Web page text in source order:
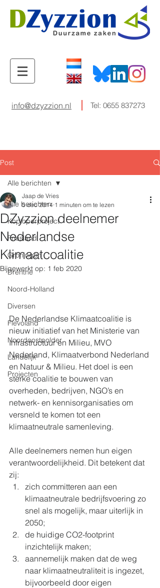
info@dzyzzion.nl Tel: 0655 837273
Post
Alle berichten
Koploperproject
Friesland
Groningen
Drenthe
Noord-Holland
Diversen
Flevoland
Noordoostpolder
Landelijk
Projecten
Alle berichten
DZyzzion deelnemer
Nederlandse
Klimaatcoalitie
Jaap de Vries
5 dec 2014 1 minuten om te lezen
Bijgewerkt op: 1 feb 2020
De Nederlandse Klimaatcoalitie is
nieuw initiatief van het Ministerie van
Infrastructuur en Milieu, MVO
Nederland, Klimaatverbond Nederland
en Natuur & Milieu. Het doel is een
sterke coalitie te bouwen van
overheden, bedrijven, NGO’s en
netwerk- en kennisorganisaties om
versneld te komen tot een
klimaatneutrale samenleving.
Alle deelnemers nemen hun eigen
verantwoordelijkheid. Dit betekent dat
zij:
zich committeren aan een
klimaatneutrale bedrijfsvoering zo
snel als mogelijk, maar uiterlijk in
2050;
de huidige CO2-footprint
inzichtelijk maken;
aannemelijk maken dat de weg
naar klimaatneutraliteit is ingezet,
bijvoorbeeld door eigen